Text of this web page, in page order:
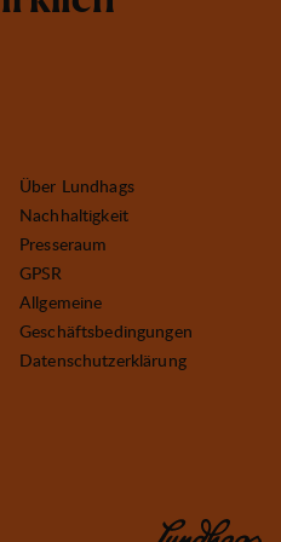
Über Lundhags
Nachhaltigkeit
Presseraum
GPSR
Allgemeine
Geschäftsbedingungen
Datenschutzerklärung